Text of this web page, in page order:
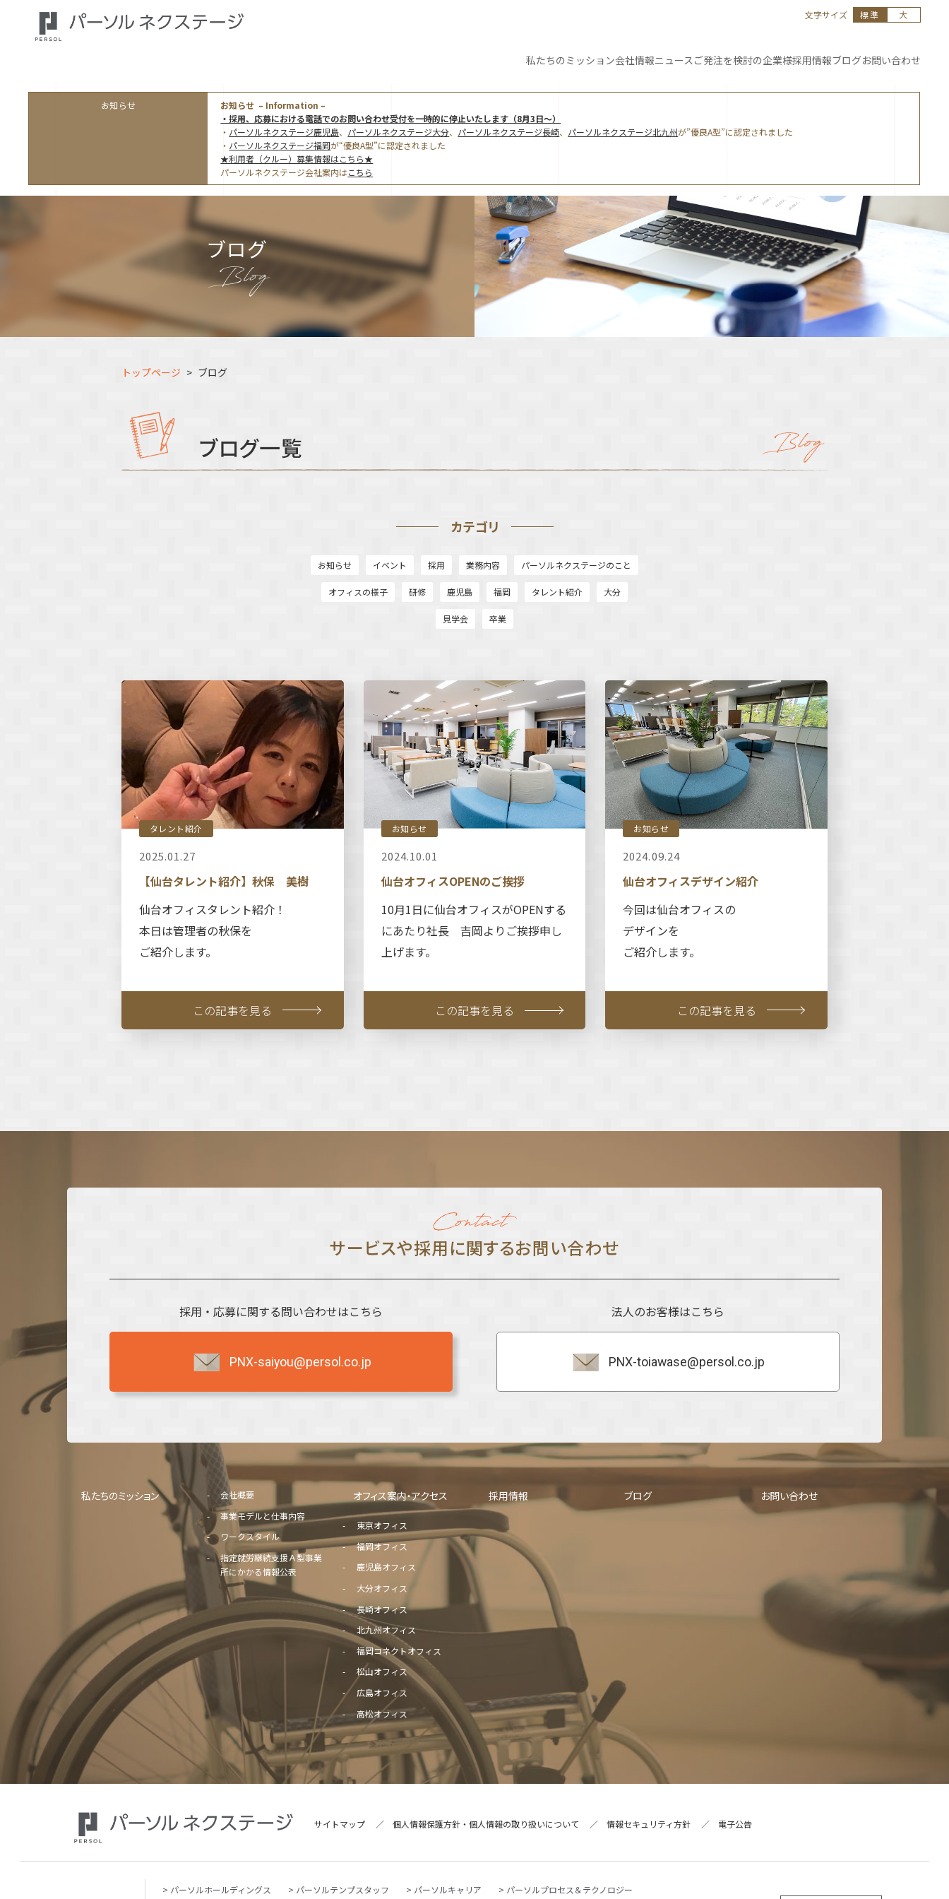
私たちの ミッション会社情報ニュース ご発注を検討の企業様採用情報ブログお問い合わせ
文字サイズ 標準 大
お知らせ
お知らせ – Information –
・採用、応募における電話でのお問い合わせ受付を一時的に停止いたします（8月3日～）
・ パーソルネクステージ鹿児島、 パーソルネクステージ大分、 パーソルネクステージ長崎、 パーソルネクステージ北九州が”優良A型”に認定されました
・ パーソルネクステージ福岡が“優良A型”に認定されました
★利用者（クルー）募集情報はこちら★
パーソルネクステージ会社案内はこちら
ブログ
トップページ ブログ
ブログ一覧
カテゴリ
お知らせ イベント 採用 業務内容 パーソルネクステージのこと
オフィスの様子 研修 鹿児島 福岡 タレント紹介 大分
見学会 卒業
タレント紹介
2025.01.27
【仙台タレント紹介】秋保 美樹
仙台オフィスタレント紹介！
本日は管理者の秋保を
ご紹介します。
この記事を見る
お知らせ
2024.10.01
仙台オフィスOPENのご挨拶
10月1日に仙台オフィスがOPENする
にあたり社長 吉岡よりご挨拶申し
上げます。
この記事を見る
お知らせ
2024.09.24
仙台オフィスデザイン紹介
今回は仙台オフィスの
デザインを
ご紹介します。
この記事を見る
サービスや採⽤に関するお問い合わせ
採用・応募に関する問い合わせはこちら
PNX-saiyou@persol.co.jp
法人のお客様はこちら
PNX-toiawase@persol.co.jp
私たちのミッション
会社概要
事業モデルと仕事内容
ワークスタイル
指定就労継続支援Ａ型事業
所にかかる情報公表
オフィス案内・アクセス
東京オフィス
福岡オフィス
鹿児島オフィス
大分オフィス
長崎オフィス
北九州オフィス
福岡コネクトオフィス
松山オフィス
広島オフィス
高松オフィス
採用情報 ブログ お問い合わせ
サイトマップ 個人情報保護方針・個人情報の取り扱いについて 情報セキュリティ方針 電子公告
パーソルホールディングス パーソルテンプスタッフ パーソルキャリア パーソルプロセス＆テクノロジー